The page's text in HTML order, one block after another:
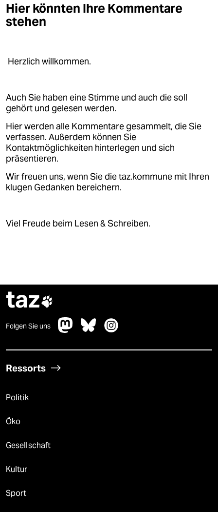
epaper login
Hier könnten Ihre Kommentare
stehen
Herzlich willkommen.
Auch Sie haben eine Stimme und auch die soll
gehört und gelesen werden.
Hier werden alle Kommentare gesammelt, die Sie
verfassen. Außerdem können Sie
Kontaktmöglichkeiten hinterlegen und sich
präsentieren.
Wir freuen uns, wenn Sie die taz.kommune mit Ihren
klugen Gedanken bereichern.
Viel Freude beim Lesen & Schreiben.
taz
Folgen Sie uns
Ressorts
Politik
Öko
Gesellschaft
Kultur
Sport